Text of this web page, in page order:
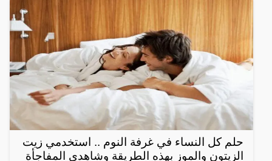
السعودية من
حلم كل النساء في غرفة النوم .. استخدمي زيت
الزيتون والموز بهذه الطريقة وشاهدي المفاجأة